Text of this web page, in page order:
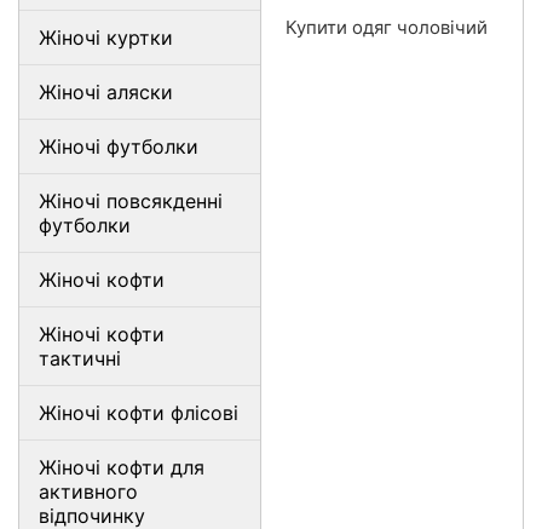
Жіночі куртки
Жіночі аляски
Жіночі футболки
Жіночі повсякденні
футболки
Жіночі кофти
Жіночі кофти
тактичні
Жіночі кофти флісові
Жіночі кофти для
активного
відпочинку
Купити одяг чоловічий